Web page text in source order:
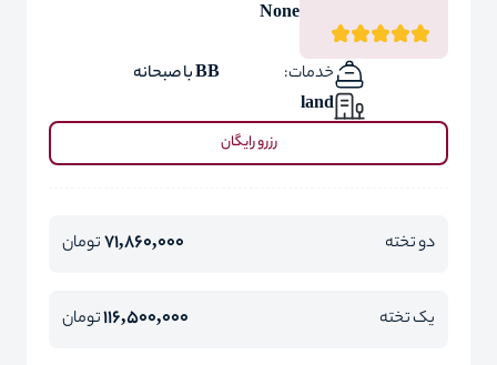
None
خدمات:
BB با صبحانه
land
رزرو رایگان
دو تخته 71,860,000تومان
یک تخته 116,500,000تومان